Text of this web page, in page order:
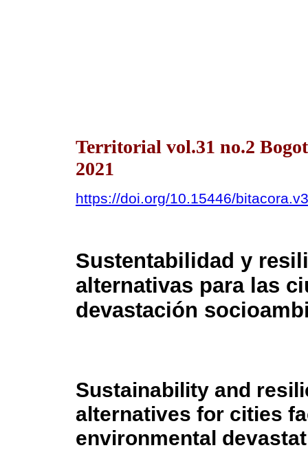
Territorial vol.31 no.2
2021
https://doi.org/10.15446/
Sustentabilidad y
alternativas para las
devastación
Sustainability and
alternatives for cities
environmental